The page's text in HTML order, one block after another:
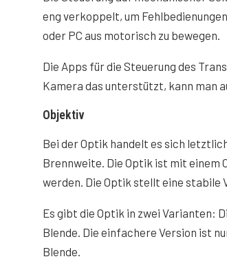
eng verkoppelt, um
oder PC aus motorisch zu bewegen.
Die Apps für die Steuerung des
Kamera das unterstützt, kann man
Objektiv
Bei der Optik handelt es sich
Brennweite. Die Optik ist mit einem
werden. Die Optik stellt eine stabile
Es gibt die Optik in zwei Varianten:
Blende. Die einfachere Version ist
Blende.